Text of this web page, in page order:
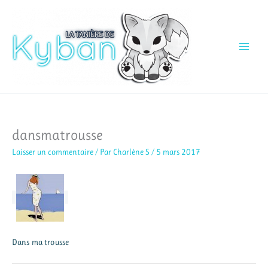
contenu
dansmatrousse
Laisser un commentaire / Par Charlène S / 5 mars 2017
Dans ma trousse